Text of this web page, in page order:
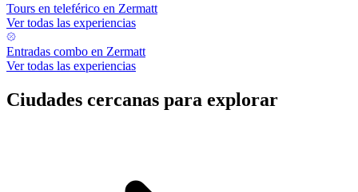
Tours en teleférico en Zermatt
Ver todas las experiencias
Entradas combo en Zermatt
Ver todas las experiencias
Ciudades cercanas para explorar